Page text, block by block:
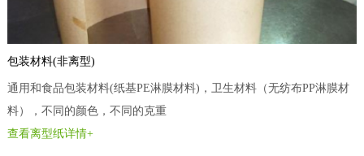
包装材料(非离型)
通用和食品包装材料(纸基PE淋膜材料)，卫生材料（无纺布PP淋膜材
料），不同的颜色，不同的克重
查看离型纸详情+